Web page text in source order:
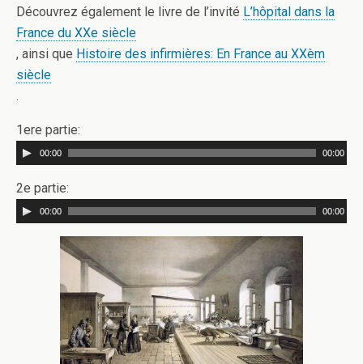
Découvrez également le livre de l’invité L’hôpital dans la
France du XXe siècle
, ainsi que Histoire des infirmières: En France au XXèm
siècle
.
1ere partie:
00:00 00:00
2e partie:
00:00 00:00